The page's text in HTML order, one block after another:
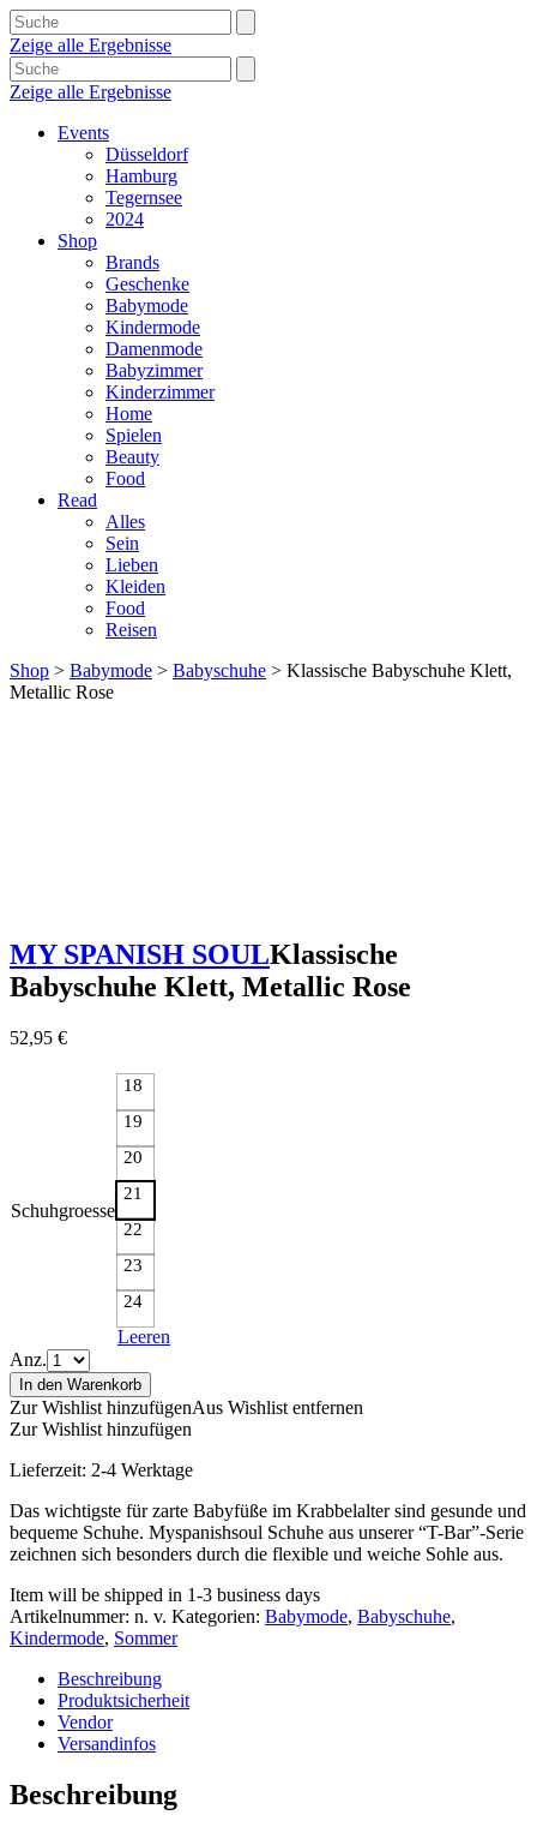
Zeige alle Ergebnisse
Zeige alle Ergebnisse
Events
Düsseldorf
Hamburg
Tegernsee
2024
Shop
Brands
Geschenke
Babymode
Kindermode
Damenmode
Babyzimmer
Kinderzimmer
Home
Spielen
Beauty
Food
Read
Alles
Sein
Lieben
Kleiden
Food
Reisen
Shop > Babymode > Babyschuhe > Klassische Babyschuhe Klett,
Metallic Rose
MY SPANISH SOULKlassische
Babyschuhe Klett, Metallic Rose
52,95 €
Schuhgroesse
18
19
20
21
22
23
24
Leeren
Anz.
In den Warenkorb
Zur Wishlist hinzufügenAus Wishlist entfernen
Zur Wishlist hinzufügen
Lieferzeit: 2-4 Werktage
Das wichtigste für zarte Babyfüße im Krabbelalter sind gesunde und
bequeme Schuhe. Myspanishsoul Schuhe aus unserer “T-Bar”-Serie
zeichnen sich besonders durch die flexible und weiche Sohle aus.
Item will be shipped in 1-3 business days
Artikelnummer: n. v. Kategorien: Babymode, Babyschuhe,
Kindermode, Sommer
Beschreibung
Produktsicherheit
Vendor
Versandinfos
Beschreibung